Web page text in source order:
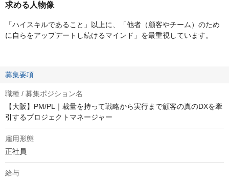
求める人物像
「ハイスキルであること」以上に、「他者（顧客やチーム）のため
に自らをアップデートし続けるマインド」を最重視しています。
募集要項
職種 / 募集ポジション名
【大阪】PM/PL｜裁量を持って戦略から実行まで顧客の真のDXを牽
引するプロジェクトマネージャー
雇用形態
正社員
給与